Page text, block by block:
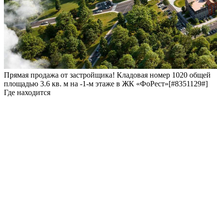
Прямая продажа от застройщика! Кладовая номер 1020 общей
площадью 3.6 кв. м на -1-м этаже в ЖК «ФоРест»[#8351129#]
Где находится